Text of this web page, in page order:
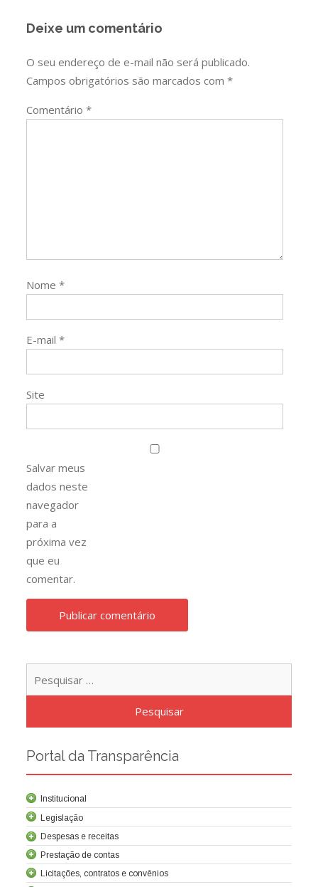
Deixe um comentário
O seu endereço de e-mail não será publicado.
Campos obrigatórios são marcados com*
Comentário*
Nome*
E-mail*
Site
Salvar meus
dados neste
navegador
para a
próxima vez
que eu
comentar.
Portal da Transparência
Institucional
Legislação
Despesas e receitas
Prestação de contas
Licitações, contratos e convênios